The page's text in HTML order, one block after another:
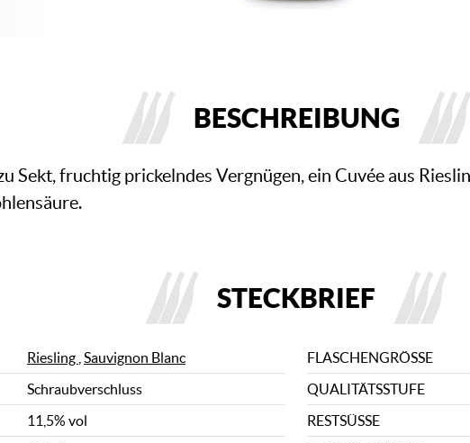
BESCHREIBUNG
Sekt, fruchtig prickelndes Vergnügen, ein Cuvée aus
STECKBRIEF
Riesling Sauvignon Blanc FLASCHENGRÖSSE
Schraubverschluss QUALITÄTSSTUFE
11,5% vol RESTSÜSSE